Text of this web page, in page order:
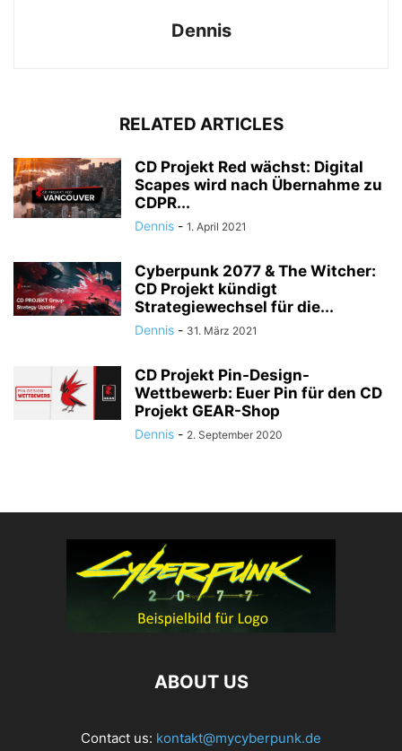
Dennis
RELATED ARTICLES
CD Projekt Red wächst: Digital
Scapes wird nach Übernahme zu
CDPR...
Dennis - 1. April 2021
Cyberpunk 2077 & The Witcher:
CD Projekt kündigt
Strategiewechsel für die...
Dennis - 31. März 2021
CD Projekt Pin-Design-
Wettbewerb: Euer Pin für den CD
Projekt GEAR-Shop
Dennis - 2. September 2020
ABOUT US
Contact us: kontakt@mycyberpunk.de